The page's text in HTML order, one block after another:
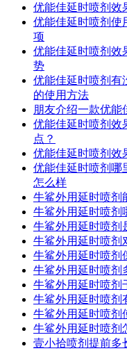
优能佳延时喷剂效
优能佳延时喷剂使
项
优能佳延时喷剂效
势
优能佳延时喷剂有
的使用方法
朋友介绍一款优能
优能佳延时喷剂效
点？
优能佳延时喷剂效
优能佳延时喷剂哪
怎么样
牛鲨外用延时喷剂
牛鲨外用延时喷剂
牛鲨外用延时喷剂
牛鲨外用延时喷剂
牛鲨外用延时喷剂
牛鲨外用延时喷剂
牛鲨外用延时喷剂
牛鲨外用延时喷剂
牛鲨外用延时喷剂
牛鲨外用延时喷剂
壹小拾喷剂提前多